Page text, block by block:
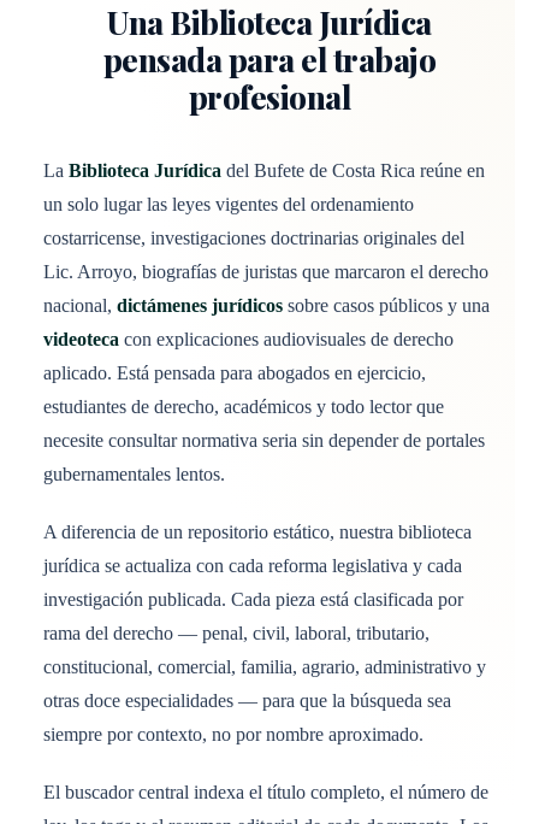
Una Biblioteca Jurídica
pensada para el trabajo
profesional
La Biblioteca Jurídica del Bufete de Costa Rica reúne en
un solo lugar las leyes vigentes del ordenamiento
costarricense, investigaciones doctrinarias originales del
Lic. Arroyo, biografías de juristas que marcaron el derecho
nacional, dictámenes jurídicos sobre casos públicos y una
videoteca con explicaciones audiovisuales de derecho
aplicado. Está pensada para abogados en ejercicio,
estudiantes de derecho, académicos y todo lector que
necesite consultar normativa seria sin depender de portales
gubernamentales lentos.
A diferencia de un repositorio estático, nuestra biblioteca
jurídica se actualiza con cada reforma legislativa y cada
investigación publicada. Cada pieza está clasificada por
rama del derecho — penal, civil, laboral, tributario,
constitucional, comercial, familia, agrario, administrativo y
otras doce especialidades — para que la búsqueda sea
siempre por contexto, no por nombre aproximado.
El buscador central indexa el título completo, el número de